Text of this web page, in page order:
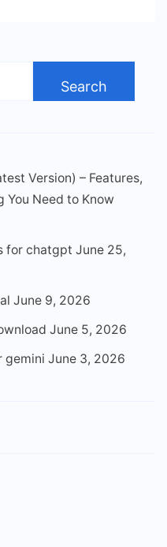
Version) – Features,
You Need to Know
for chatgpt June 25,
June 9, 2026
June 5, 2026
gemini June 3, 2026